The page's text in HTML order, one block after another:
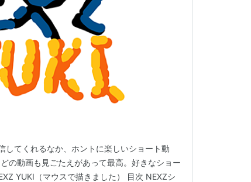
してくれるなか、ホントに楽しいショート動
の動画も見ごたえがあって最高。好きなショー
YUKI（マウスで描きました） 目次 NEXZシ